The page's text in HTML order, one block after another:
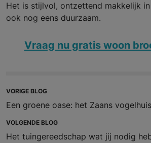
Het is stijlvol, ontzettend makkelijk
ook nog eens duurzaam.
Vraag nu gratis woon
VORIGE BLOG
Een groene oase: het Zaans
VOLGENDE BLOG
Het tuingereedschap wat jij nodig